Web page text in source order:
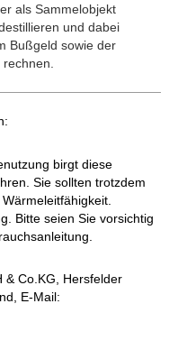
als Sammelobjekt
und dabei
Bußgeld sowie der
birgt diese
Sie sollten trotzdem
Bitte seien Sie vorsichtig
& Co.KG, Hersfelder
E-Mail: